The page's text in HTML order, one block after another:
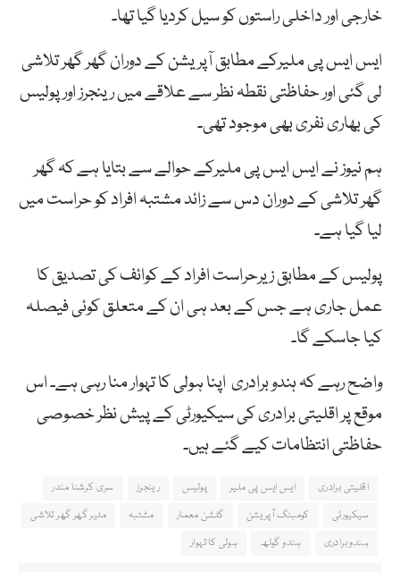
خارجی اور داخلی راستوں کو سیل کردیا گیا تھا۔
ایس ایس پی ملیرکے مطابق آپریشن کے دوران گھر گھر تلاشی
لی گئی اور حفاظتی نقطہ نظر سے علاقے میں رینجرز اور پولیس
کی بھاری نفری بھی موجود تھی۔
ہم نیوز نے ایس ایس پی ملیرکے حوالے سے بتایا ہے کہ گھر
گھر تلاشی کے دوران دس سے زائد مشتبہ افراد کو حراست میں
لیا گیا ہے۔
پولیس کے مطابق زیرحراست افراد کے کوائف کی تصدیق کا
عمل جاری ہے جس کے بعد ہی ان کے متعلق کوئی فیصلہ
کیا جاسکے گا۔
واضح رہے کہ ہندو برادری اپنا ہولی کا تہوار منا رہی ہے۔ اس
موقع پر اقلیتی برادری کی سیکیورٹی کے پیش نظر خصوصی
حفاظتی انتظامات کیے گئے ہیں۔
اقلیتی برادری ایس ایس پی ملیر پولیس رینجرز
سری کرشنا مندر
سیکیورٹی
کومبنگ آپریشن گلشن معمار مشتبہ
ملیر گھر گھر تلاشی
ہندو برادری
ہندو گوٹھ ہولی کا تہوار